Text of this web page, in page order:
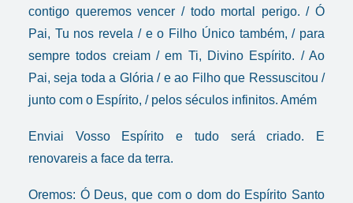
contigo queremos vencer / todo mortal perigo. / Ó
Pai, Tu nos revela / e o Filho Único também, / para
sempre todos creiam / em Ti, Divino Espírito. / Ao
Pai, seja toda a Glória / e ao Filho que Ressuscitou /
junto com o Espírito, / pelos séculos infinitos. Amém
Enviai Vosso Espírito e tudo será criado. E
renovareis a face da terra.
Oremos: Ó Deus, que com o dom do Espírito Santo